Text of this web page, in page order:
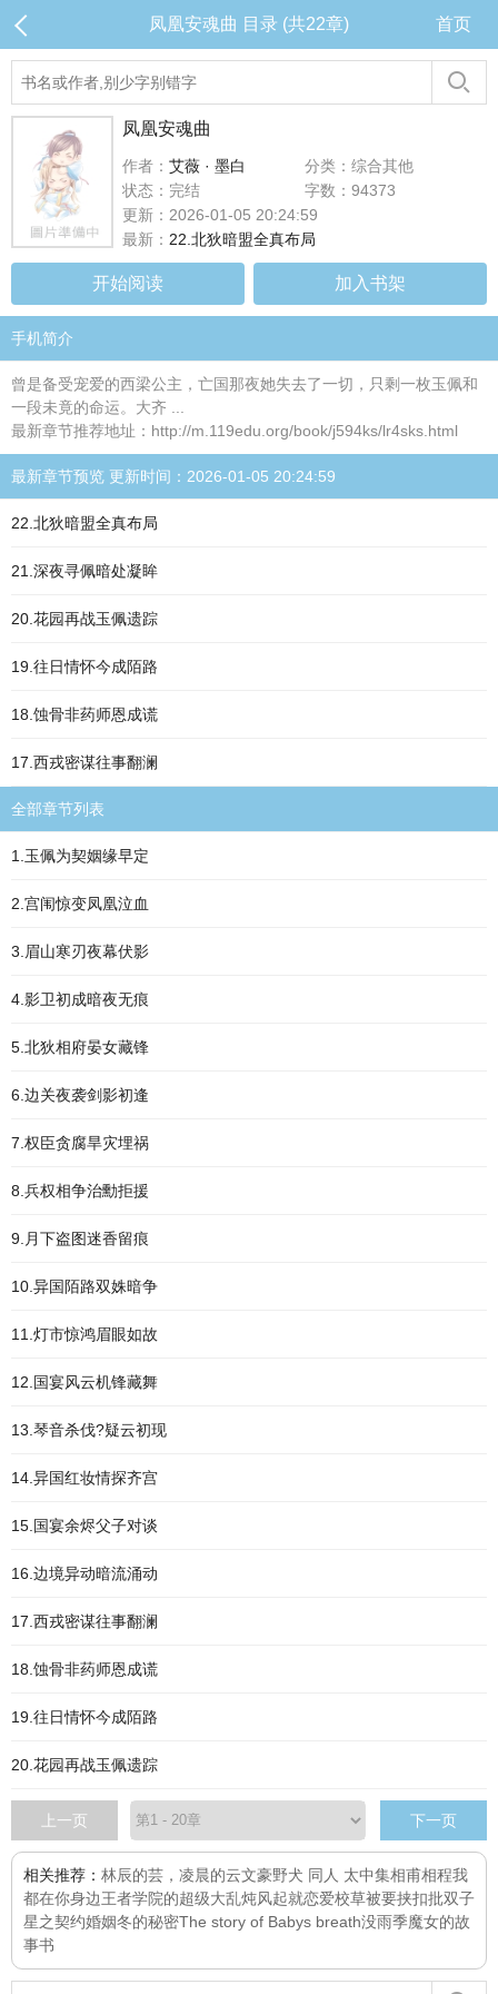
凤凰安魂曲 目录 (共22章) 首页
凤凰安魂曲
作者： 艾薇 · 墨白
分类：综合其他
状态：完结
字数：94373
更新：2026-01-05 20:24:59
最新： 22.北狄暗盟全真布局
开始阅读 加入书架
手机简介
曾是备受宠爱的西梁公主，亡国那夜她失去了一切，只剩一枚玉佩和
一段未竟的命运。大齐 ...
最新章节推荐地址：http://m.119edu.org/book/j594ks/lr4sks.html
最新章节预览 更新时间：2026-01-05 20:24:59
22.北狄暗盟全真布局
21.深夜寻佩暗处凝眸
20.花园再战玉佩遗踪
19.往日情怀今成陌路
18.蚀骨非药师恩成谎
17.西戎密谋往事翻澜
全部章节列表
1.玉佩为契姻缘早定
2.宫闱惊变凤凰泣血
3.眉山寒刃夜幕伏影
4.影卫初成暗夜无痕
5.北狄相府晏女藏锋
6.边关夜袭剑影初逢
7.权臣贪腐旱灾埋祸
8.兵权相争治勳拒援
9.月下盗图迷香留痕
10.异国陌路双姝暗争
11.灯市惊鸿眉眼如故
12.国宴风云机锋藏舞
13.琴音杀伐?疑云初现
14.异国红妆情探齐宫
15.国宴余烬父子对谈
16.边境异动暗流涌动
17.西戎密谋往事翻澜
18.蚀骨非药师恩成谎
19.往日情怀今成陌路
20.花园再战玉佩遗踪
上一页 下一页
相关推荐： 林辰的芸，凌晨的云文豪野犬 同人 太中集相甫相程我
都在你身边王者学院的超级大乱炖风起就恋爱校草被要挟扣批双子
星之契约婚姻冬的秘密The story of Babys breath没雨季魔女的故
事书